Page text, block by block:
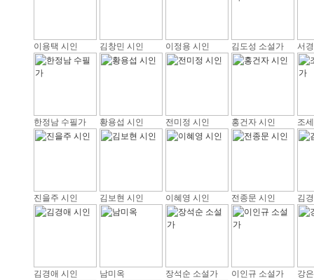
이용택 시인 김창민 시인 이정용 시인 김도성 소설가 서
한정남 수필가 황용섭 시인 전미정 시인 홍건자 시인 조
진을주 시인 김보현 시인 이혜영 시인 전종문 시인 김
김경애 시인 남미옥 장석순 소설가 이인규 소설가 강